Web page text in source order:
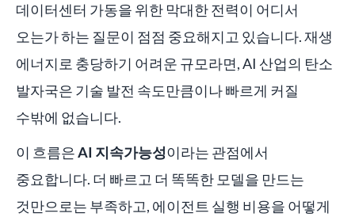
데이터센터 가동을 위한 막대한 전력이 어디서
오는가 하는 질문이 점점 중요해지고 있습니다. 재생
에너지로 충당하기 어려운 규모라면, AI 산업의 탄소
발자국은 기술 발전 속도만큼이나 빠르게 커질
수밖에 없습니다.
이 흐름은AI 지속가능성이라는 관점에서
중요합니다. 더 빠르고 더 똑똑한 모델을 만드는
것만으로는 부족하고, 에이전트 실행 비용을 어떻게